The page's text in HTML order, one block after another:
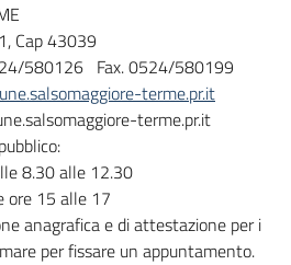
Cap 43039
580126 Fax. 0524/580199
terme.pr.it
terme.pr.it
8.30 alle 12.30
ore 15 alle 17
anagrafica e di attestazione per i
per fissare un appuntamento.